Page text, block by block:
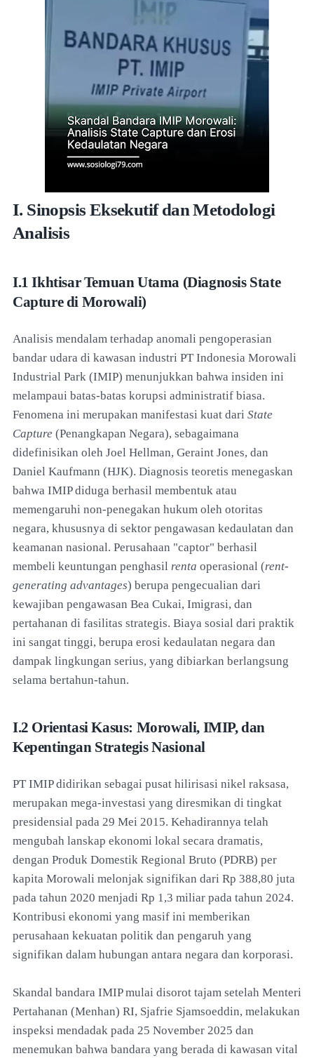
I. Sinopsis Eksekutif dan Metodologi
Analisis
I.1 Ikhtisar Temuan Utama (Diagnosis State
Capture di Morowali)
Analisis mendalam terhadap anomali pengoperasian
bandar udara di kawasan industri PT Indonesia Morowali
Industrial Park (IMIP) menunjukkan bahwa insiden ini
melampaui batas-batas korupsi administratif biasa.
Fenomena ini merupakan manifestasi kuat dari State
Capture (Penangkapan Negara), sebagaimana
didefinisikan oleh Joel Hellman, Geraint Jones, dan
Daniel Kaufmann (HJK). Diagnosis teoretis menegaskan
bahwa IMIP diduga berhasil membentuk atau
memengaruhi non-penegakan hukum oleh otoritas
negara, khususnya di sektor pengawasan kedaulatan dan
keamanan nasional. Perusahaan "captor" berhasil
membeli keuntungan penghasil renta operasional (rent-
generating advantages) berupa pengecualian dari
kewajiban pengawasan Bea Cukai, Imigrasi, dan
pertahanan di fasilitas strategis. Biaya sosial dari praktik
ini sangat tinggi, berupa erosi kedaulatan negara dan
dampak lingkungan serius, yang dibiarkan berlangsung
selama bertahun-tahun.
I.2 Orientasi Kasus: Morowali, IMIP, dan
Kepentingan Strategis Nasional
PT IMIP didirikan sebagai pusat hilirisasi nikel raksasa,
merupakan mega-investasi yang diresmikan di tingkat
presidensial pada 29 Mei 2015. Kehadirannya telah
mengubah lanskap ekonomi lokal secara dramatis,
dengan Produk Domestik Regional Bruto (PDRB) per
kapita Morowali melonjak signifikan dari Rp 388,80 juta
pada tahun 2020 menjadi Rp 1,3 miliar pada tahun 2024.
Kontribusi ekonomi yang masif ini memberikan
perusahaan kekuatan politik dan pengaruh yang
signifikan dalam hubungan antara negara dan korporasi.
Skandal bandara IMIP mulai disorot tajam setelah Menteri
Pertahanan (Menhan) RI, Sjafrie Sjamsoeddin, melakukan
inspeksi mendadak pada 25 November 2025 dan
menemukan bahwa bandara yang berada di kawasan vital